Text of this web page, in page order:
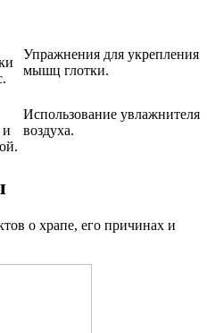
Упражнения для укрепления
мышц глотки.
и
Использование увлажнителя
воздуха.
о храпе, его причинах и